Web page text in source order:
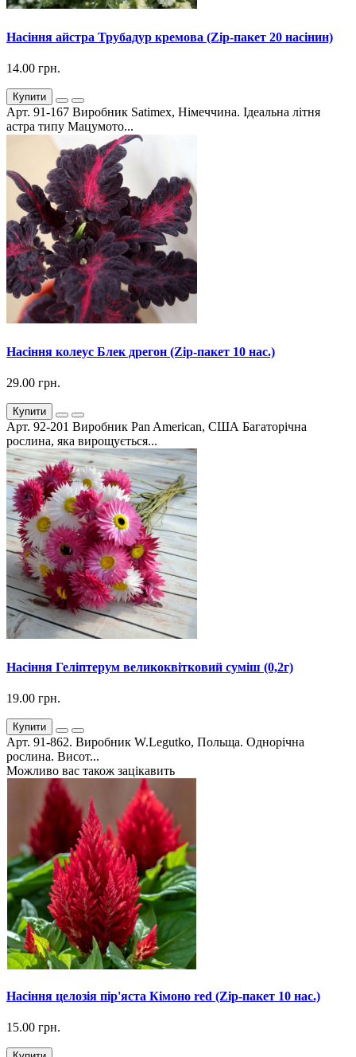
Насіння айстра Трубадур кремова (Zip-пакет 20 насінин)
14.00 грн.
Купити
Арт. 91-167 Виробник Satimex, Німеччина. Ідеальна літня
астра типу Мацумото...
Насіння колеус Блек дрегон (Zip-пакет 10 нас.)
29.00 грн.
Купити
Арт. 92-201 Виробник Pan American, США Багаторічна
рослина, яка вирощується...
Насіння Геліптерум великоквітковий суміш (0,2г)
19.00 грн.
Купити
Арт. 91-862. Виробник W.Legutko, Польща. Однорічна
рослина. Висот...
Можливо вас також зацікавить
Насіння целозія пір'яста Кімоно red (Zip-пакет 10 нас.)
15.00 грн.